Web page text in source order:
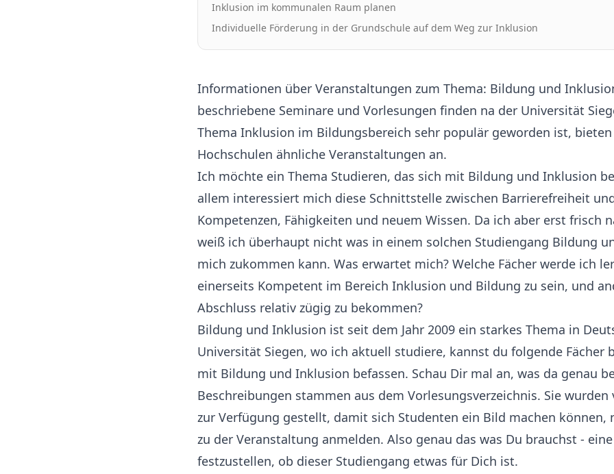
Inklusion im kommunalen Raum planen
Individuelle Förderung in der Grundschule auf dem Weg zur Inklusion
Informationen über Veranstaltungen zum Thema: Bildung und
beschriebene Seminare und Vorlesungen finden na der Universität
Thema Inklusion im Bildungsbereich sehr populär geworden ist,
Hochschulen ähnliche Veranstaltungen an.
Ich möchte ein Thema Studieren, das sich mit Bildung und Inklusion
allem interessiert mich diese Schnittstelle zwischen Barrierefreiheit
Kompetenzen, Fähigkeiten und neuem Wissen. Da ich aber erst frisch
weiß ich überhaupt nicht was in einem solchen Studiengang Bildung
mich zukommen kann. Was erwartet mich? Welche Fächer werde ich
einerseits Kompetent im Bereich Inklusion und Bildung zu sein, und
Abschluss relativ zügig zu bekommen?
Bildung und Inklusion ist seit dem Jahr 2009 ein starkes Thema in
Universität Siegen, wo ich aktuell studiere, kannst du folgende Fächer
mit Bildung und Inklusion befassen. Schau Dir mal an, was da genau
Beschreibungen stammen aus dem Vorlesungsverzeichnis. Sie wurden
zur Verfügung gestellt, damit sich Studenten ein Bild machen können,
zu der Veranstaltung anmelden. Also genau das was Du brauchst -
festzustellen, ob dieser Studiengang etwas für Dich ist.